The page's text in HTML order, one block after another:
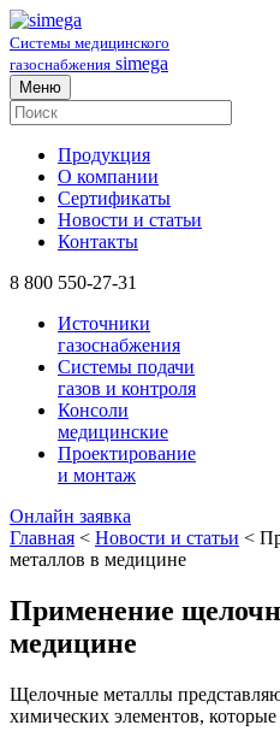
Системы медицинского
газоснабжения simega
Меню
Продукция
О компании
Сертификаты
Новости и статьи
Контакты
8 800 550-27-31
Источники
газоснабжения
Системы подачи
газов и контроля
Консоли
медицинские
Проектирование
и монтаж
Онлайн заявка
Главная < Новости и статьи <
металлов в медицине
Применение
медицине
Щелочные металлы
химических элементов,